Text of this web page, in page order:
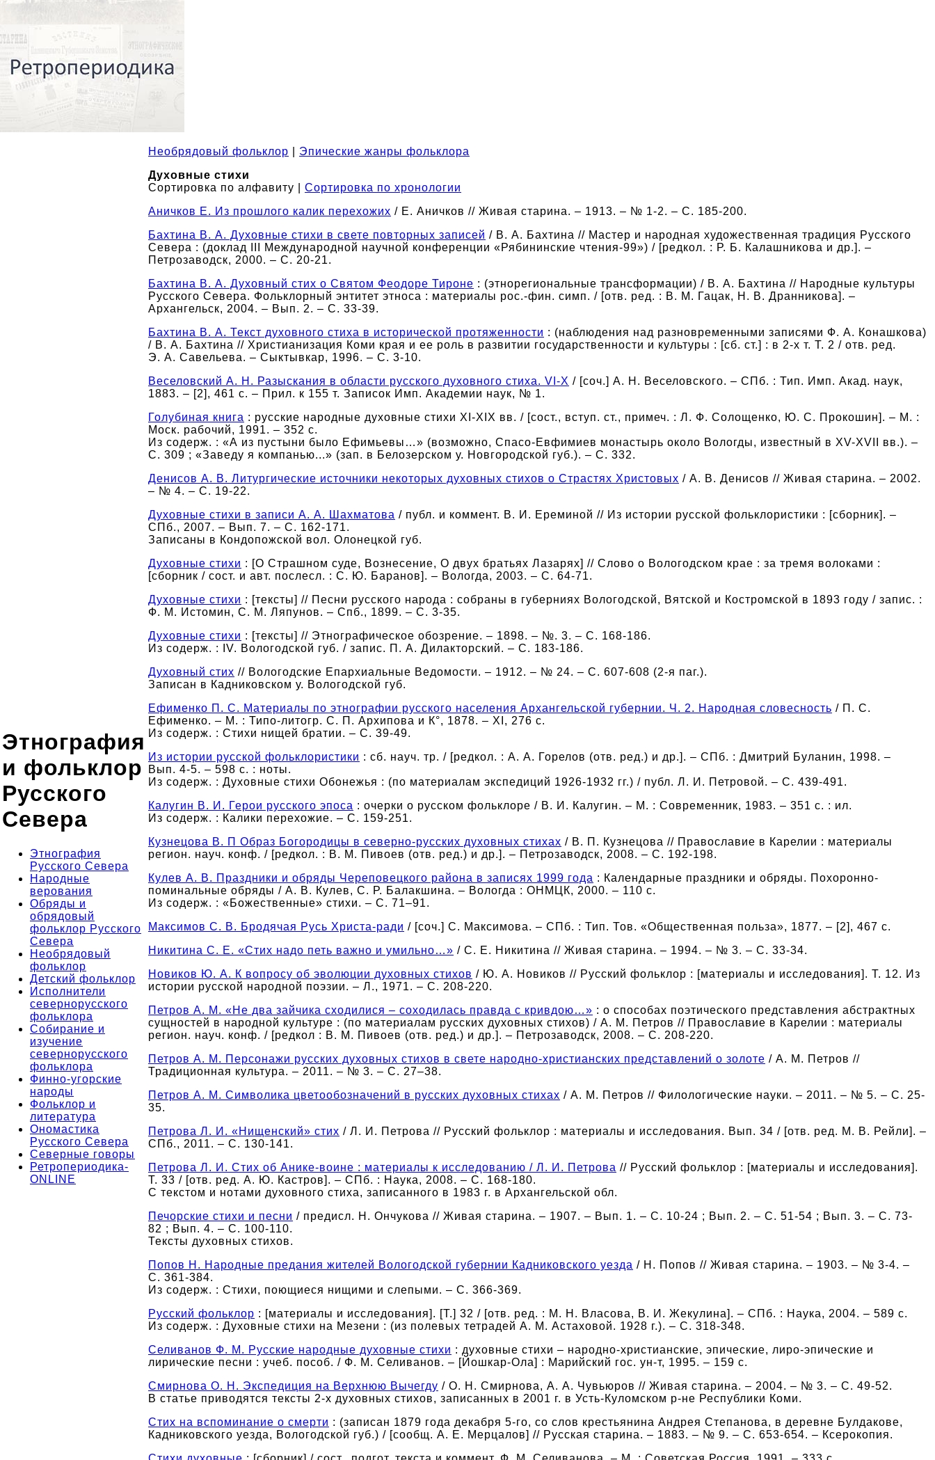
Этнография
и фольклор
Русского
Севера
Этнография
Русского Севера
Народные
верования
Обряды и
обрядовый
фольклор Русского
Севера
Необрядовый
фольклор
Детский фольклор
Исполнители
севернорусского
фольклора
Собирание и
изучение
севернорусского
фольклора
Финно-угорские
народы
Фольклор и
литература
Ономастика
Русского Севера
Северные говоры
Ретропериодика-
ONLINE
Необрядовый фольклор
Эпические жанры фольклора
Духовные стихи
Сортировка по алфавиту | Сортировка по хронологии
Аничков Е. Из прошлого калик перехожих / Е. Аничков // Живая старина. – 1913. – № 1-2. – С. 185-200.
Бахтина В. А. Духовные стихи в свете повторных записей / В. А. Бахтина // Мастер и народная художественная традиция Русского
Севера : (доклад III Международной научной конференции «Рябининские чтения-99») / [редкол. : Р. Б. Калашникова и др.]. –
Петрозаводск, 2000. – С. 20-21.
Бахтина В. А. Духовный стих о Святом Феодоре Тироне : (этнорегиональные трансформации) / В. А. Бахтина // Народные культуры
Русского Севера. Фольклорный энтитет этноса : материалы рос.-фин. симп. / [отв. ред. : В. М. Гацак, Н. В. Дранникова]. –
Архангельск, 2004. – Вып. 2. – С. 33-39.
Бахтина В. А. Текст духовного стиха в исторической протяженности : (наблюдения над разновременными записями Ф. А. Конашкова)
/ В. А. Бахтина // Христианизация Коми края и ее роль в развитии государственности и культуры : [сб. ст.] : в 2-х т. Т. 2 / отв. ред.
Э. А. Савельева. – Сыктывкар, 1996. – С. 3-10.
Веселовский А. Н. Разыскания в области русского духовного стиха. VI-X / [соч.] А. Н. Веселовского. – СПб. : Тип. Имп. Акад. наук,
1883. – [2], 461 с. – Прил. к 155 т. Записок Имп. Академии наук, № 1.
Голубиная книга : русские народные духовные стихи XI-XIX вв. / [сост., вступ. ст., примеч. : Л. Ф. Солощенко, Ю. С. Прокошин]. – М. :
Моск. рабочий, 1991. – 352 с.
Из содерж. : «А из пустыни было Ефимьевы…» (возможно, Спасо-Евфимиев монастырь около Вологды, известный в XV-XVII вв.). –
С. 309 ; «Заведу я компанью...» (зап. в Белозерском у. Новгородской губ.). – С. 332.
Денисов А. В. Литургические источники некоторых духовных стихов о Страстях Христовых / А. В. Денисов // Живая старина. – 2002.
– № 4. – С. 19-22.
Духовные стихи в записи А. А. Шахматова / публ. и коммент. В. И. Ереминой // Из истории русской фольклористики : [сборник]. –
СПб., 2007. – Вып. 7. – С. 162-171.
Записаны в Кондопожской вол. Олонецкой губ.
Духовные стихи : [О Страшном суде, Вознесение, О двух братьях Лазарях] // Слово о Вологодском крае : за тремя волоками :
[сборник / сост. и авт. послесл. : С. Ю. Баранов]. – Вологда, 2003. – С. 64-71.
Духовные стихи : [тексты] // Песни русского народа : собраны в губерниях Вологодской, Вятской и Костромской в 1893 году / запис. :
Ф. М. Истомин, С. М. Ляпунов. – Спб., 1899. – С. 3-35.
Духовные стихи : [тексты] // Этнографическое обозрение. – 1898. – №. 3. – С. 168-186.
Из содерж. : IV. Вологодской губ. / запис. П. А. Дилакторский. – С. 183-186.
Духовный стих // Вологодские Епархиальные Ведомости. – 1912. – № 24. – С. 607-608 (2-я паг.).
Записан в Кадниковском у. Вологодской губ.
Ефименко П. С. Материалы по этнографии русского населения Архангельской губернии. Ч. 2. Народная словесность / П. С.
Ефименко. – М. : Типо-литогр. С. П. Архипова и К°, 1878. – XI, 276 с.
Из содерж. : Стихи нищей братии. – С. 39-49.
Из истории русской фольклористики : сб. науч. тр. / [редкол. : А. А. Горелов (отв. ред.) и др.]. – СПб. : Дмитрий Буланин, 1998. –
Вып. 4-5. – 598 с. : ноты.
Из содерж. : Духовные стихи Обонежья : (по материалам экспедиций 1926-1932 гг.) / публ. Л. И. Петровой. – С. 439-491.
Калугин В. И. Герои русского эпоса : очерки о русском фольклоре / В. И. Калугин. – М. : Современник, 1983. – 351 с. : ил.
Из содерж. : Калики перехожие. – С. 159-251.
Кузнецова В. П Образ Богородицы в северно-русских духовных стихах / В. П. Кузнецова // Православие в Карелии : материалы
регион. науч. конф. / [редкол. : В. М. Пивоев (отв. ред.) и др.]. – Петрозаводск, 2008. – С. 192-198.
Кулев А. В. Праздники и обряды Череповецкого района в записях 1999 года : Календарные праздники и обряды. Похоронно-
поминальные обряды / А. В. Кулев, С. Р. Балакшина. – Вологда : ОНМЦК, 2000. – 110 с.
Из содерж. : «Божественные» стихи. – С. 71–91.
Максимов С. В. Бродячая Русь Христа-ради / [соч.] С. Максимова. – СПб. : Тип. Тов. «Общественная польза», 1877. – [2], 467 с.
Никитина С. Е. «Стих надо петь важно и умильно…» / С. Е. Никитина // Живая старина. – 1994. – № 3. – С. 33-34.
Новиков Ю. А. К вопросу об эволюции духовных стихов / Ю. А. Новиков // Русский фольклор : [материалы и исследования]. Т. 12. Из
истории русской народной поэзии. – Л., 1971. – С. 208-220.
Петров А. М. «Не два зайчика сходилися – соходилась правда с кривдою…» : о способах поэтического представления абстрактных
сущностей в народной культуре : (по материалам русских духовных стихов) / А. М. Петров // Православие в Карелии : материалы
регион. науч. конф. / [редкол : В. М. Пивоев (отв. ред.) и др.]. – Петрозаводск, 2008. – С. 208-220.
Петров А. М. Персонажи русских духовных стихов в свете народно-христианских представлений о золоте / А. М. Петров //
Традиционная культура. – 2011. – № 3. – C. 27–38.
Петров А. М. Символика цветообозначений в русских духовных стихах / А. М. Петров // Филологические науки. – 2011. – № 5. – C. 25-
35.
Петрова Л. И. «Нищенский» стих / Л. И. Петрова // Русский фольклор : материалы и исследования. Вып. 34 / [отв. ред. М. В. Рейли]. –
СПб., 2011. – С. 130-141.
Петрова Л. И. Стих об Анике-воине : материалы к исследованию / Л. И. Петрова // Русский фольклор : [материалы и исследования].
Т. 33 / [отв. ред. А. Ю. Кастров]. – СПб. : Наука, 2008. – С. 168-180.
С текстом и нотами духовного стиха, записанного в 1983 г. в Архангельской обл.
Печорские стихи и песни / предисл. Н. Ончукова // Живая старина. – 1907. – Вып. 1. – С. 10-24 ; Вып. 2. – С. 51-54 ; Вып. 3. – С. 73-
82 ; Вып. 4. – С. 100-110.
Тексты духовных стихов.
Попов Н. Народные предания жителей Вологодской губернии Кадниковского уезда / Н. Попов // Живая старина. – 1903. – № 3-4. –
С. 361-384.
Из содерж. : Стихи, поющиеся нищими и слепыми. – С. 366-369.
Русский фольклор : [материалы и исследования]. [Т.] 32 / [отв. ред. : М. Н. Власова, В. И. Жекулина]. – СПб. : Наука, 2004. – 589 с.
Из содерж. : Духовные стихи на Мезени : (из полевых тетрадей А. М. Астаховой. 1928 г.). – С. 318-348.
Селиванов Ф. М. Русские народные духовные стихи : духовные стихи – народно-христианские, эпические, лиро-эпические и
лирические песни : учеб. пособ. / Ф. М. Селиванов. – [Йошкар-Ола] : Марийский гос. ун-т, 1995. – 159 с.
Смирнова О. Н. Экспедиция на Верхнюю Вычегду / О. Н. Смирнова, А. А. Чувьюров // Живая старина. – 2004. – № 3. – С. 49-52.
В статье приводятся тексты 2-х духовных стихов, записанных в 2001 г. в Усть-Куломском р-не Республики Коми.
Стих на вспоминание о смерти : (записан 1879 года декабря 5-го, со слов крестьянина Андрея Степанова, в деревне Булдакове,
Кадниковского уезда, Вологодской губ.) / [сообщ. А. Е. Мерцалов] // Русская старина. – 1883. – № 9. – С. 653-654. – Ксерокопия.